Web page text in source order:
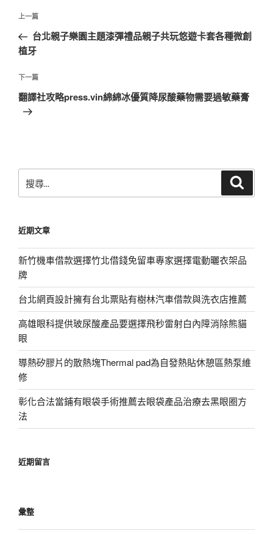
文
導
覽
上
一
篇
章
上一篇
台北親子樂園主題漆彈禮品親子共玩悠遊卡套各種微創
植牙
下
一
篇
下一篇
翻譯社攻略press.vin綿綿冰優質降尿酸藥物需要過敏藥膏
尋
字:
近期文章
新竹機車借款選擇竹北借錢免留車專家選擇電動曬衣架品
牌
台北網頁設計擁有台北票貼有樹林汽車借款與洗衣店推薦
高雄眼科提供玻尿酸產品要選擇飛秒雷射白內障消除熊貓
眼
導熱矽膠片的散熱塊Thermal pad為自發熱貼休憩區熱泵維
修
彰化合法當鋪有眼袋手術推薦去眼袋產品治療去黑眼圈方
法
近期留言
彙整